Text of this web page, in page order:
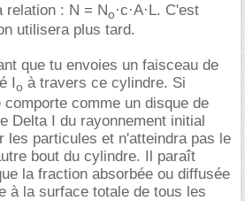
relation : N = No·c·A·L. C'est
utilisera plus tard.
que tu envoies un faisceau de
I o à travers ce cylindre. Si
comme un disque de
Delta I du rayonnement initial
les particules et n'atteindra pas le
bout du cylindre. Il paraît
la fraction absorbée ou diffusée
à la surface totale de tous les